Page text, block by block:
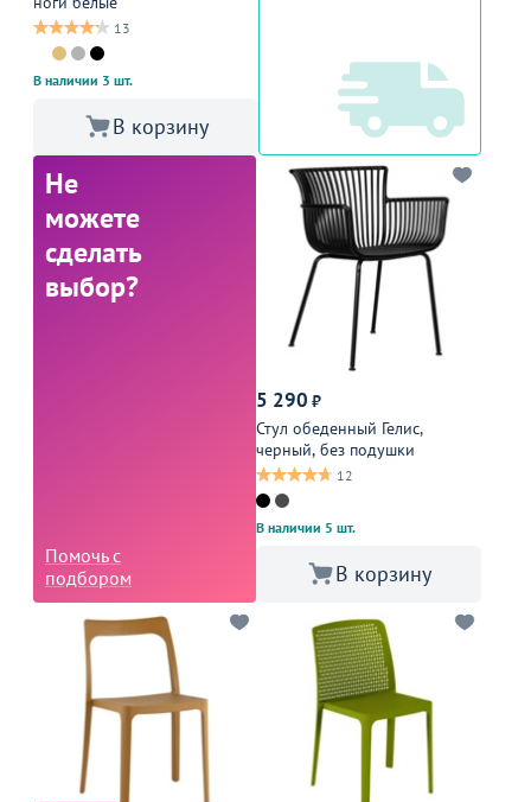
13
В наличии 3 шт.
В корзину
Не
можете
сделать
выбор?
Помочь с
подбором
5 290 ₽
Стул обеденный Гелис,
черный, без подушки
12
В наличии 5 шт.
В корзину